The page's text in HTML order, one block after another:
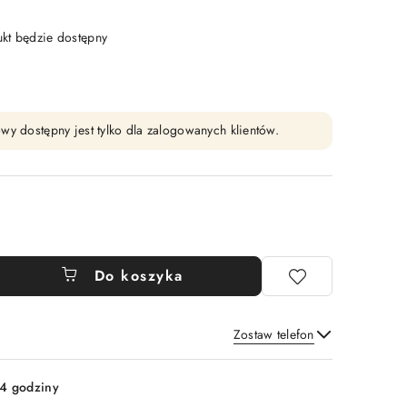
będzie dostępny
dostępny jest tylko dla zalogowanych klientów.
Do koszyka
Zostaw telefon
Wyślij
godziny